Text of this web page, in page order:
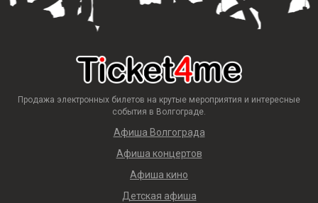
Продажа электронных билетов на крутые мероприятия и интересные
события в Волгограде.
Афиша Волгограда
Афиша концертов
Афиша кино
Детская афиша